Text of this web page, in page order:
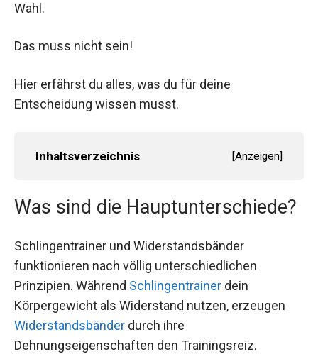
Wahl.
Das muss nicht sein!
Hier erfährst du alles, was du für deine
Entscheidung wissen musst.
Inhaltsverzeichnis [Anzeigen]
Was sind die Hauptunterschiede?
Schlingentrainer und Widerstandsbänder
funktionieren nach völlig unterschiedlichen
Prinzipien. Während Schlingentrainer dein
Körpergewicht als Widerstand nutzen, erzeugen
Widerstandsbänder durch ihre
Dehnungseigenschaften den Trainingsreiz.